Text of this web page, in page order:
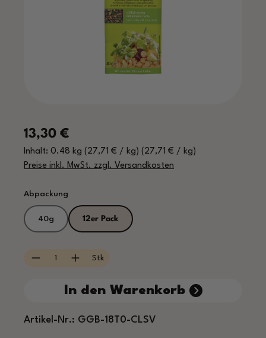
Regulärer Preis:
13,30 €
Inhalt: 0.48 kg (27,71 € / kg) (27,71 € / kg)
Preise inkl. MwSt. zzgl. Versandkosten
Abpackung
40g 12er Pack
Produkt Anzahl: Gib den gewünschten
Stk
In den Warenkorb
Artikel-Nr.: GGB-18T0-CLSV